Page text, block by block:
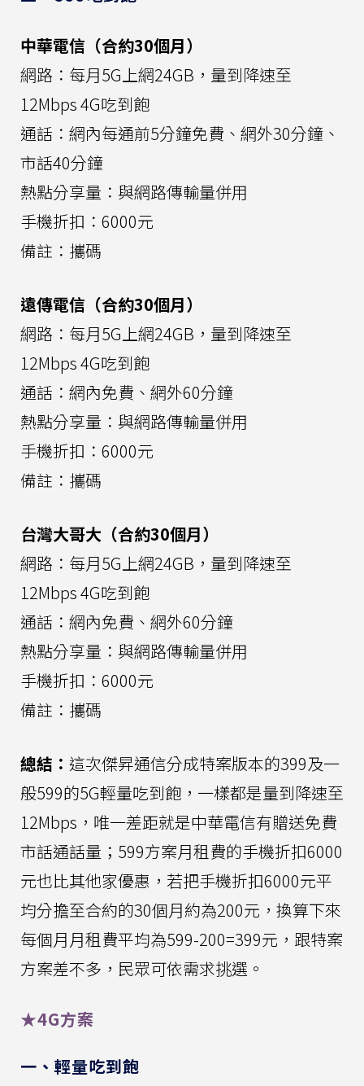
中華電信（合約30個月）
網路：每月5G上網24GB，量到降速至
12Mbps 4G吃到飽
通話：網內每通前5分鐘免費、網外30分鐘、
市話40分鐘
熱點分享量：與網路傳輸量併用
手機折扣：6000元
備註：攜碼
遠傳電信（合約30個月）
網路：每月5G上網24GB，量到降速至
12Mbps 4G吃到飽
通話：網內免費、網外60分鐘
熱點分享量：與網路傳輸量併用
手機折扣：6000元
備註：攜碼
台灣大哥大（合約30個月）
網路：每月5G上網24GB，量到降速至
12Mbps 4G吃到飽
通話：網內免費、網外60分鐘
熱點分享量：與網路傳輸量併用
手機折扣：6000元
備註：攜碼
總結： 這次傑昇通信分成特案版本的399及一
般599的5G輕量吃到飽，一樣都是量到降速至
12Mbps，唯一差距就是中華電信有贈送免費
市話通話量；599方案月租費的手機折扣6000
元也比其他家優惠，若把手機折扣6000元平
均分擔至合約的30個月約為200元，換算下來
每個月月租費平均為599-200=399元，跟特案
方案差不多，民眾可依需求挑選。
★4G方案
一、輕量吃到飽